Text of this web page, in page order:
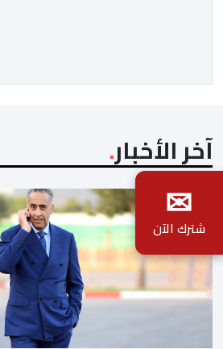
آخر الأخبار
✉
شترك الآن